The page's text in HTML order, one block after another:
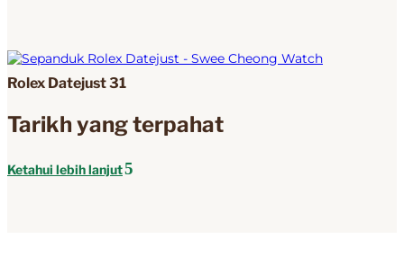
Rolex Datejust 31
Tarikh yang terpahat
Ketahui lebih lanjut